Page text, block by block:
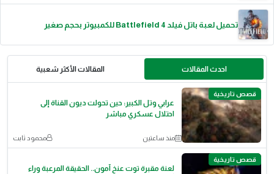
تحميل لعبة باتل فيلد 4 Battlefield للكمبيوتر بحجم صغير
احدث المقالات المقالات الأكثر شعبية
قصص تاريخية
عرابي وتل الكبير: حين تحولت ديون القناة إلى
احتلال عسكري مباشر
منذ ساعتين محمود ثابت
قصص تاريخية
لعنة مقبرة توت عنخ آمون.. الحقيقة المرعبة وراء